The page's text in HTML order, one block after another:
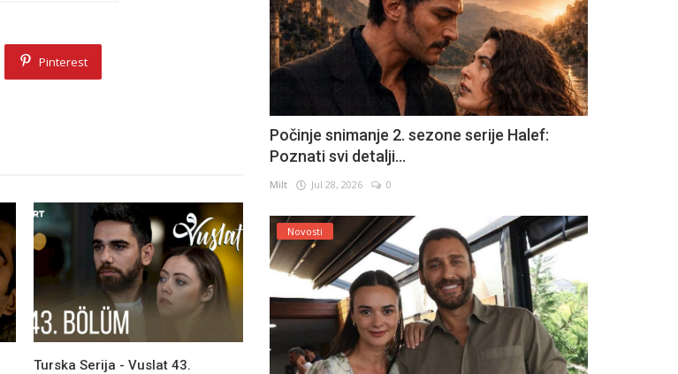
Pinterest
Turska Serija - Vuslat 43.
Počinje snimanje 2. sezone serije Halef:
Poznati svi detalji...
Milt Jul 28, 2026 0
Novosti